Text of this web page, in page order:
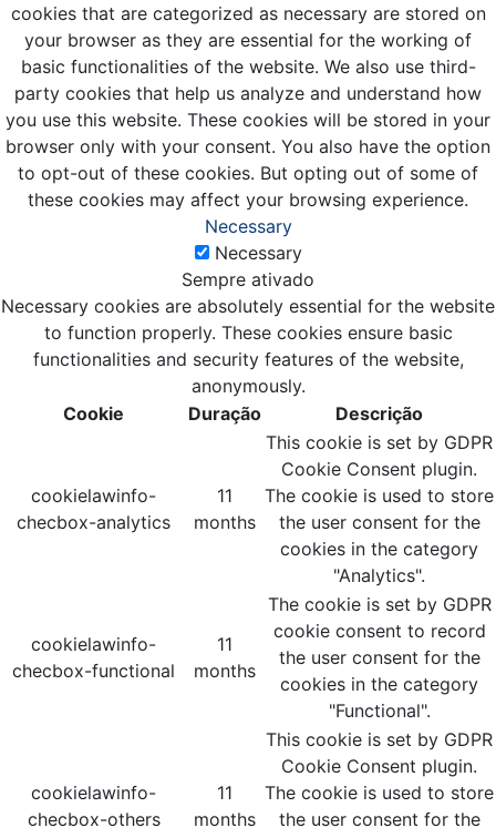
cookies that are categorized as necessary are stored on
your browser as they are essential for the working of
basic functionalities of the website. We also use third-
party cookies that help us analyze and understand how
you use this website. These cookies will be stored in your
browser only with your consent. You also have the option
to opt-out of these cookies. But opting out of some of
these cookies may affect your browsing experience.
Necessary
Necessary
Sempre ativado
Necessary cookies are absolutely essential for the website
to function properly. These cookies ensure basic
functionalities and security features of the website,
anonymously.
Cookie
Duração Descrição
cookielawinfo-
checbox-analytics
11
months
This cookie is set by GDPR
Cookie Consent plugin.
The cookie is used to store
the user consent for the
cookies in the category
"Analytics".
cookielawinfo-
checbox-functional
11
months
The cookie is set by GDPR
cookie consent to record
the user consent for the
cookies in the category
"Functional".
cookielawinfo-
checbox-others
11
months
This cookie is set by GDPR
Cookie Consent plugin.
The cookie is used to store
the user consent for the